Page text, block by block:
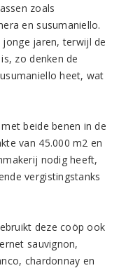
zoals
en susumaniello.
jaren, terwijl de
zo denken de
heet, wat
beide benen in de
van 45.000 m2 en
nodig heeft,
vergistingstanks
deze coöp ook
sauvignon,
chardonnay en